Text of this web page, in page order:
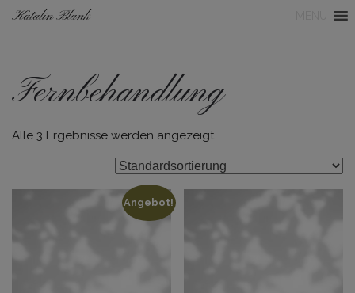
Katalin Blank
Fernbehandlung
Alle 3 Ergebnisse werden angezeigt
Angebot!